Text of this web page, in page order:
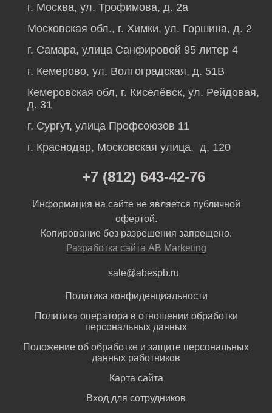
г. Москва, ул. Трофимова, д. 2а
Московская обл., г. Химки, ул. Горшина, д. 2
г. Самара, улица Санфировой 95 литер 4
г. Кемерово, ул. Волгоградская, д. 51В
Кемеровская обл, г. Киселёвск, ул. Рейдовая,
д. 31
г. Сургут, улица Профсоюзов 11
г. Краснодар, Московская улица, д. 120
+7 (812) 643-42-76
Информация на сайте не является публичной
офертой.
Копирование без разрешения запрещено.
Разработка сайта AB Marketing
sale@abespb.ru
Политика конфиденциальности
Политика оператора в отношении обработки
персональных данных
Положение об обработке и защите персональных
данных работников
Карта сайта
Вход для сотрудников